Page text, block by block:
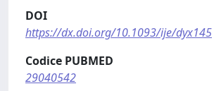
DOI
https://dx.doi.org/10.1093/ije/dyx145
Codice PUBMED
29040542